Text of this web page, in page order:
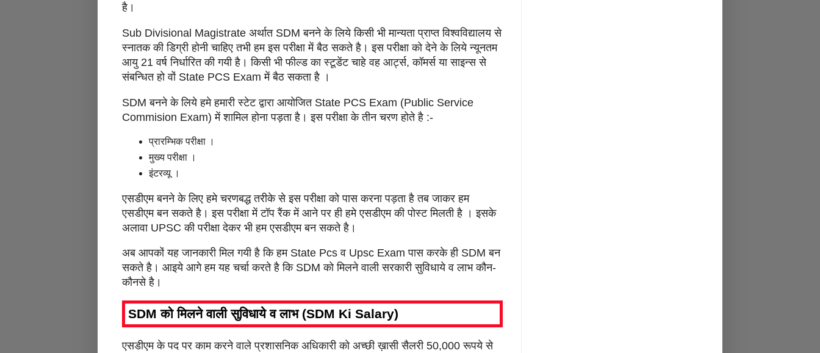
है।
Sub Divisional Magistrate अर्थात SDM बनने के लिये किसी भी मान्यता प्राप्त विश्वविद्यालय से
स्नातक की डिग्री होनी चाहिए तभी हम इस परीक्षा में बैठ सकते है। इस परीक्षा को देने के लिये न्यूनतम
आयु 21 वर्ष निर्धारित की गयी है। किसी भी फील्ड का स्टूडेंट चाहे वह आर्ट्स, कॉमर्स या साइन्स से
संबन्धित हो वों State PCS Exam में बैठ सकता है ।
SDM बनने के लिये हमे हमारी स्टेट द्वारा आयोजित State PCS Exam (Public Service
Commision Exam) में शामिल होना पड़ता है। इस परीक्षा के तीन चरण होते है :-
प्रारम्भिक परीक्षा ।
मुख्य परीक्षा ।
इंटरव्यू ।
एसडीएम बनने के लिए हमे चरणबद्ध तरीके से इस परीक्षा को पास करना पड़ता है तब जाकर हम
एसडीएम बन सकते है। इस परीक्षा में टॉप रैंक में आने पर ही हमे एसडीएम की पोस्ट मिलती है । इसके
अलावा UPSC की परीक्षा देकर भी हम एसडीएम बन सकते है।
अब आपकों यह जानकारी मिल गयी है कि हम State Pcs व Upsc Exam पास करके ही SDM बन
सकते है। आइये आगे हम यह चर्चा करते है कि SDM को मिलने वाली सरकारी सुविधाये व लाभ कौन-
कौनसे है।
SDM को मिलने वाली सुविधाये व लाभ (SDM Ki Salary)
एसडीएम के पद पर काम करने वाले प्रशासनिक अधिकारी को अच्छी ख़ासी सैलरी 50,000 रूपये से